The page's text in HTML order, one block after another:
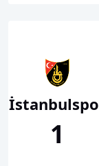
1